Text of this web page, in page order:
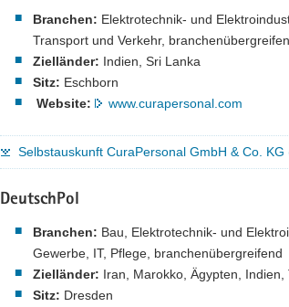
Branchen: Elektrotechnik- und
Transport und Verkehr,
Zielländer: Indien, Sri Lanka
Sitz: Eschborn
Website:
www.curapersonal.com
Selbstauskunft CuraPersonal GmbH & Co. KG
DeutschPol
Branchen: Bau, Elektrotechnik- und
Gewerbe, IT, Pflege, branchenübergreifend
Zielländer: Iran, Marokko, Ägypten,
Sitz: Dresden